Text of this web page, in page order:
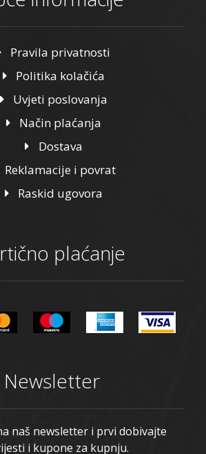
Pravila privatnosti
Politika kolačića
Uvjeti poslovanja
Način plaćanja
Dostava
Reklamacije i povrat
Raskid ugovora
plaćanje
Newsletter
naš newsletter i prvi dobivajte
i kupone za kupnju.